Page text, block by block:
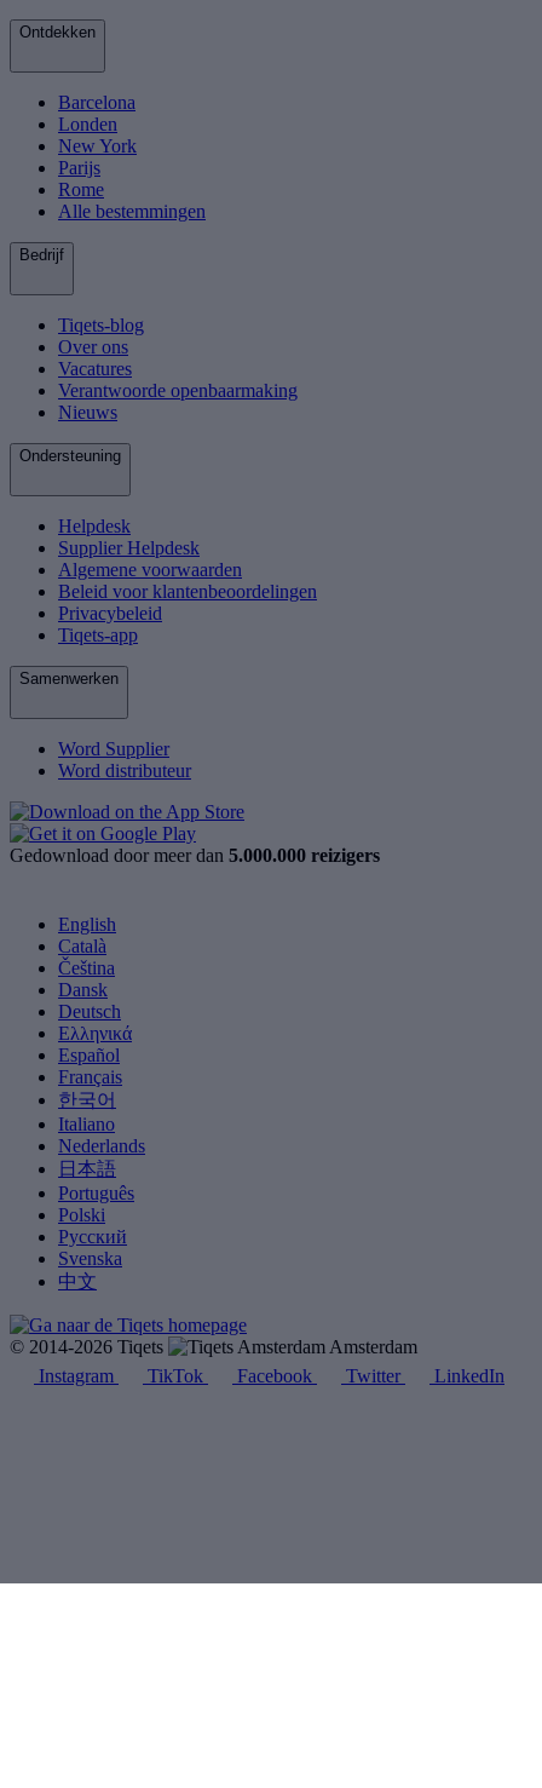
Ontdekken
Barcelona
Londen
New York
Parijs
Rome
Alle bestemmingen
Bedrijf
Tiqets-blog
Over ons
Vacatures
Verantwoorde openbaarmaking
Nieuws
Ondersteuning
Helpdesk
Supplier Helpdesk
Algemene voorwaarden
Beleid voor klantenbeoordelingen
Privacybeleid
Tiqets-app
Samenwerken
Word Supplier
Word distributeur
Gedownload door meer dan 5.000.000 reizigers
English
Català
Čeština
Dansk
Deutsch
Ελληνικά
Español
Français
한국어
Italiano
Nederlands
日本語
Português
Polski
Русский
Svenska
中文
© 2014-2026 Tiqets
Amsterdam
Instagram
TikTok Facebook Twitter LinkedIn